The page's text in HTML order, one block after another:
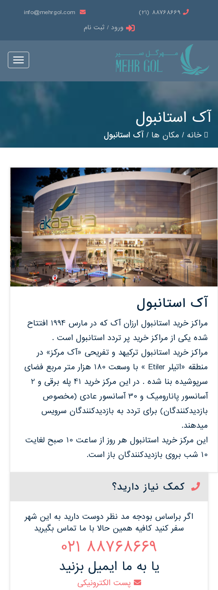
88768669 (21)
info@mehrgol.com
ورود / ثبت نام
Toggle
آک استانبول
خانه/ مکان ها/ آک استانبول
آک استانبول
مراکز خرید استانبول ارزان آک که در مارس 1994 افتتاح
شده یکی از مراکز خرید پر تردد استانبول است .
مراکز خرید استانبول ترکیهد و تفریحی «آک مرکز» در
منطقه «اتیلر Etiler » با وسعت 180 هزار متر مربع فضای
سرپوشیده بنا شده . در این مرکز خرید 41 پله برقی و 2
آسانسور پانارومیک و 30 آسانسور عادی (مخصوص
بازدیدکنندگان) برای تردد به بازدیدکنندگان سرویس
میدهند.
این مرکز خرید استانبول هر روز از ساعت 10 صبح لغایت
کمک نیاز دارید؟
اگر براساس بودجه مد نظر دوست دارید به این شهر
سفر کنید کافیه همین حالا با ما تماس بگیرید
88768669 021
یا به ما ایمیل بزنید
پست الکترونیکی